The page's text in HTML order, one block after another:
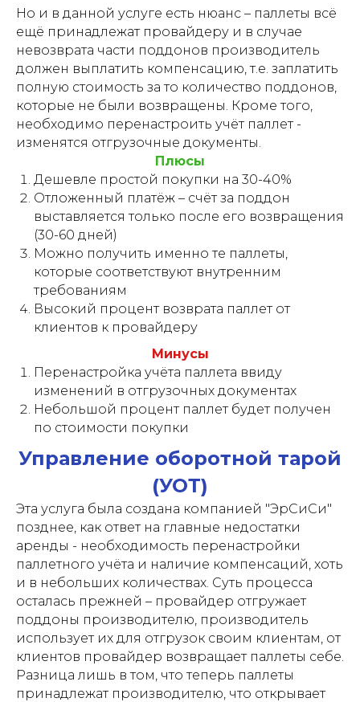
Но и в данной услуге есть нюанс – паллеты всё
ещё принадлежат провайдеру и в случае
невозврата части поддонов производитель
должен выплатить компенсацию, т.е. заплатить
полную стоимость за то количество поддонов,
которые не были возвращены. Кроме того,
необходимо перенастроить учёт паллет -
изменятся отгрузочные документы.
Плюсы
Дешевле простой покупки на 30-40%
Отложенный платёж – счёт за поддон
выставляется только после его возвращения
(30-60 дней)
Можно получить именно те паллеты,
которые соответствуют внутренним
требованиям
Высокий процент возврата паллет от
клиентов к провайдеру
Минусы
Перенастройка учёта паллета ввиду
изменений в отгрузочных документах
Небольшой процент паллет будет получен
по стоимости покупки
Управление оборотной тарой
(УОТ)
Эта услуга была создана компанией "ЭрСиСи"
позднее, как ответ на главные недостатки
аренды - необходимость перенастройки
паллетного учёта и наличие компенсаций, хоть
и в небольших количествах. Суть процесса
осталась прежней – провайдер отгружает
поддоны производителю, производитель
использует их для отгрузок своим клиентам, от
клиентов провайдер возвращает паллеты себе.
Разница лишь в том, что теперь паллеты
принадлежат производителю, что открывает